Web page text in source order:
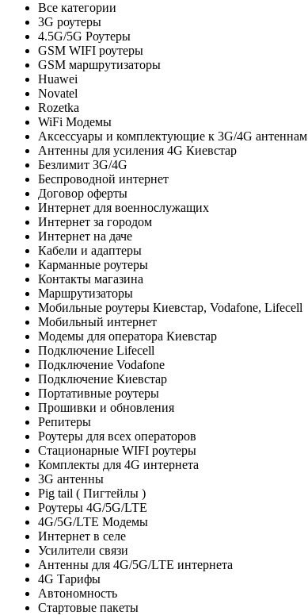
Все категории
3G роутеры
4.5G/5G Роутеры
GSM WIFI роутеры
GSM маршрутизаторы
Huawei
Novatel
Rozetka
WiFi Модемы
Аксессуары и комплектующие к 3G/4G антеннам
Антенны для усиления 4G Киевстар
Безлимит 3G/4G
Беспроводной интернет
Договор оферты
Интернет для военнослужащих
Интернет за городом
Интернет на даче
Кабели и адаптеры
Карманные роутеры
Контакты магазина
Маршрутизаторы
Мобильные роутеры Киевстар, Vodafone, Lifecell
Мобильный интернет
Модемы для оператора Киевстар
Подключение Lifecell
Подключение Vodafone
Подключение Киевстар
Портативные роутеры
Прошивки и обновления
Репитеры
Роутеры для всех операторов
Стационарные WIFI роутеры
Комплекты для 4G интернета
3G антенны
Pig tail ( Пигтейлы )
Роутеры 4G/5G/LTE
4G/5G/LTE Модемы
Интернет в селе
Усилители связи
Антенны для 4G/5G/LTE интернета
4G Тарифы
Автономность
Стартовые пакеты